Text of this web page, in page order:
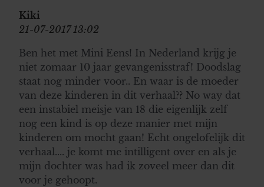
Kiki
21-07-2017 13:02
Ben het met Mini Eens! In Nederland krijg je
niet zomaar 10 jaar gevangenisstraf! Doodslag
staat nog minder voor.. En waar is de moeder
van deze kinderen in dit verhaal?? No way dat
een instabiel meisje van 18 die eigenlijk zelf
nog een kind is op deze manier met mijn
kinderen om mocht gaan! Echt ongelofelijk dit
verhaal.... je komt me intilligent over en als je
mijn dochter was had ik zoveel meer dan dit
voor je gehoopt.